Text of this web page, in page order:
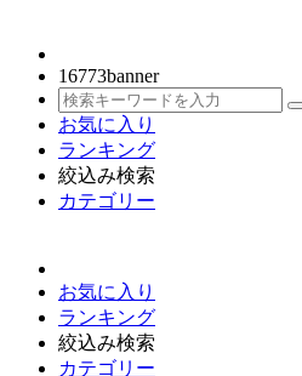
16773banner
お気に入り
ランキング
絞込み検索
カテゴリー
お気に入り
ランキング
絞込み検索
カテゴリー